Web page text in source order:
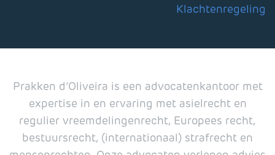
Klachtenregeling
Prakken d’Oliveira is een advocatenkantoor met
expertise in en ervaring met asielrecht en
regulier vreemdelingenrecht, Europees recht,
bestuursrecht, (internationaal) strafrecht en